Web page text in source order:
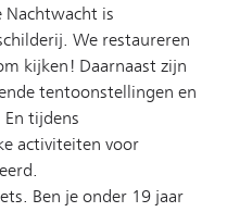
Nachtwacht is
We restaureren
kijken! Daarnaast zijn
tentoonstellingen en
tijdens
activiteiten voor
Ben je onder 19 jaar